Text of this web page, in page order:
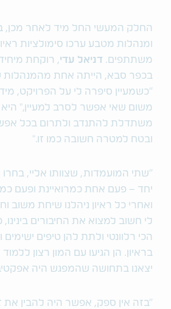
החלק המעשי החל מיד לאחר מכן,
ומנהלות מטבע ערכו סימולציות
משתתפים. דניאל עדי, רוקחת
בכפר סבא, הייתה אחת
"כשמעיין סיפרה לי על הפרויקט,
משום שאי אפשר לסרב למעיין," היא
משתדלת להתנדב ולתרום בכל
ובטח למטרה חשובה כמו זו."
"שתי המועמדות, שצוותו אליי,
יחד – פעם אחת כמרואיינת ופעם
ואחרי כל ראיון ניהלנו שיחת משוב
לי חשוב למצוא את החיבורים בינינו,
הכי רלוונטי ולתת להן טיפים
בראיון. הן הגיעו עם המון רצון ללמוד
יצאנו בתחושה שהמפגש היה
"בזה אין ספק, אפשר היה להבין את